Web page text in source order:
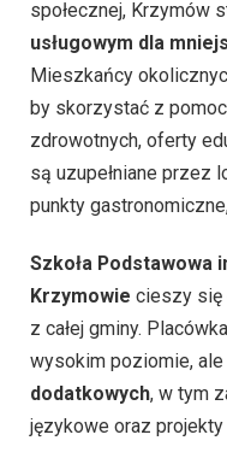
społecznej, Krzymów
usługowym dla
Mieszkańcy
by skorzystać z
zdrowotnych, oferty
są uzupełniane przez
punkty
Szkoła Podstawowa
Krzymowie cieszy się
z całej gminy.
wysokim poziomie,
dodatkowych, w tym
językowe oraz